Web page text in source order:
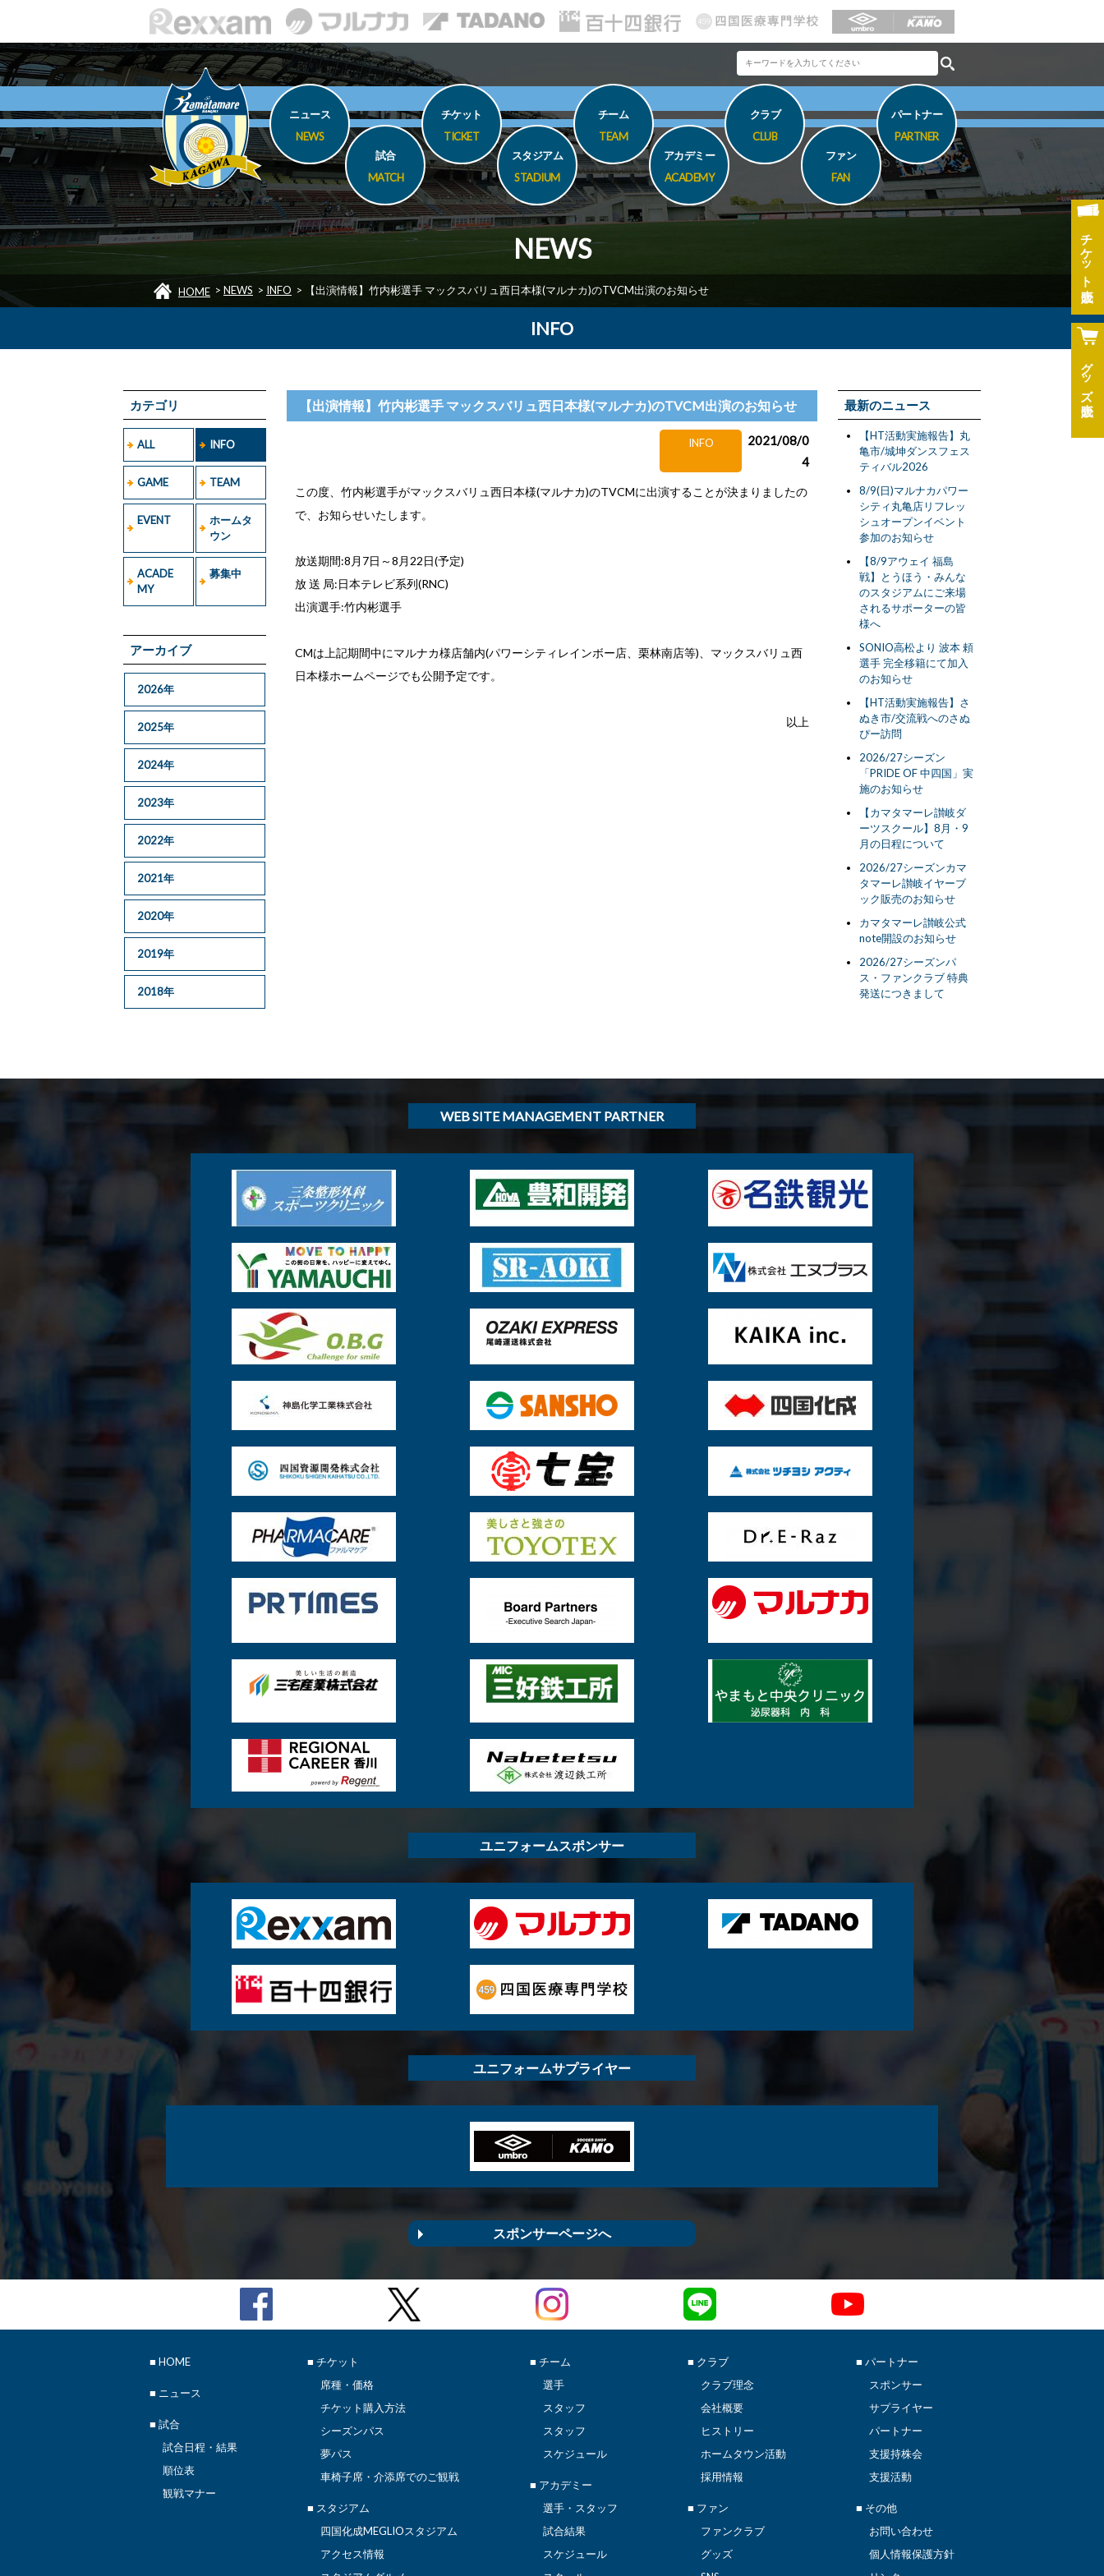
チケット
グッズ
ニュース
NEWS
試合
MATCH
チケット
TICKET
スタジアム
STADIUM
チーム
TEAM
アカデミー
ACADEMY
クラブ
CLUB
ファン
FAN
パートナー
PARTNER
NEWS
HOME > NEWS > INFO > 【出演情報】竹内彬選手 マックスバリュ西日本様(マルナカ)のTVCM出演のお知らせ
INFO
カテゴリ
ALL INFO
GAME TEAM
EVENT
ホームタ
ウン
ACADE
MY
募集中
アーカイブ
2026年
2025年
2024年
2023年
2022年
2021年
2020年
2019年
2018年
【出演情報】竹内彬選手 マックスバリュ西日本様(マルナカ)のTVCM出演のお知らせ
INFO
2021/08/0
4
この度、竹内彬選手がマックスバリュ西日本様(マルナカ)のTVCMに出演することが決まりましたの
で、お知らせいたします。
放送期間:8月7日～8月22日(予定)
放 送 局:日本テレビ系列(RNC)
出演選手:竹内彬選手
CMは上記期間中にマルナカ様店舗内(パワーシティレインボー店、栗林南店等)、マックスバリュ西
日本様ホームページでも公開予定です。
以上
最新のニュース
【HT活動実施報告】丸
亀市/城坤ダンスフェス
ティバル2026
8/9(日)マルナカパワー
シティ丸亀店リフレッ
シュオープンイベント
参加のお知らせ
【8/9アウェイ 福島
戦】とうほう・みんな
のスタジアムにご来場
されるサポーターの皆
様へ
SONIO高松より 波本 頼
選手 完全移籍にて加入
のお知らせ
【HT活動実施報告】さ
ぬき市/交流戦へのさぬ
ぴー訪問
2026/27シーズン
「PRIDE OF 中四国」実
施のお知らせ
【カマタマーレ讃岐ダ
ーツスクール】8月・9
月の日程について
2026/27シーズンカマ
タマーレ讃岐イヤーブ
ック販売のお知らせ
カマタマーレ讃岐公式
note開設のお知らせ
2026/27シーズンパ
ス・ファンクラブ 特典
発送につきまして
WEB SITE MANAGEMENT PARTNER
ユニフォームスポンサー
ユニフォームサプライヤー
スポンサーページへ
■ HOME
■ ニュース
■ 試合
試合日程・結果
順位表
観戦マナー
■ チケット
席種・価格
チケット購入方法
シーズンパス
夢パス
車椅子席・介添席でのご観戦
■ スタジアム
四国化成MEGLIOスタジアム
アクセス情報
■ チーム
選手
スタッフ
スタッフ
スケジュール
■ アカデミー
選手・スタッフ
試合結果
スケジュール
■ クラブ
クラブ理念
会社概要
ヒストリー
ホームタウン活動
採用情報
■ ファン
ファンクラブ
グッズ
■ パートナー
スポンサー
サプライヤー
パートナー
支援持株会
支援活動
■ その他
お問い合わせ
個人情報保護方針